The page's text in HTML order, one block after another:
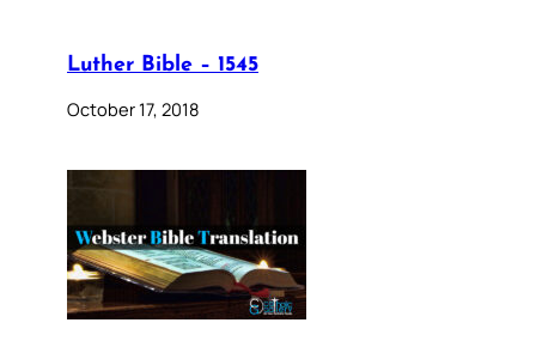
Luther Bible – 1545
October 17, 2018